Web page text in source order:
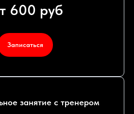
600 руб
Записаться
занятие с тренером